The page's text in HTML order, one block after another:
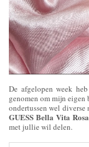
De afgelopen week
genomen om mijn
ondertussen wel
GUESS Bella Vita Rosa
met jullie wil delen.